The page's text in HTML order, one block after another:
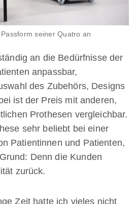
seiner Quatro an
an die Bedürfnisse der
anpassbar,
des Zubehörs, Designs
ist der Preis mit anderen,
Prothesen vergleichbar.
sehr beliebt bei einer
Patientinnen und Patienten,
Denn die Kunden
zurück.
Zeit hatte ich vieles nicht